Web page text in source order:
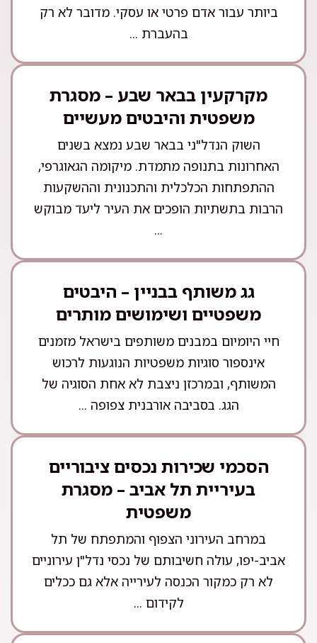
ביותר עבור אדם פרטי או עסקי. מדובר לא רק
בהעברת ...
מקרקעין בבאר שבע – מסגרת
משפטית והיבטים מעשיים
השוק הנדל"ני בבאר שבע נמצא בשנים
האחרונות בתנופה מתמדת. מיקומה הגאוגרפי,
ההתפתחות הכלכלית והתכנונית וההשקעות
הרבות בתשתיות הופכים את העיר ליעד מבוקש
...
גג משותף בבניין – היבטים
משפטיים ושימושים מותרים
חיי היומיום במבנים משותפים בישראל מזמנים
אינספור סוגיות משפטיות הנוגעות לרכוש
המשותף, ובמרכזן ניצבת לא אחת הסוגיה של
הגג. בסביבה אורבנית צפופה ...
הסכמי שכירות נכסים ציבוריים
בעיריית תל אביב – מסגרת
משפטית
במרחב העירוני הצפוף והמתפתח של תל
אביב-יפו, עולה חשיבותם של נכסי נדל"ן עירוניים
לא רק כמקור הכנסה לעירייה אלא גם ככלים
לקידום ...